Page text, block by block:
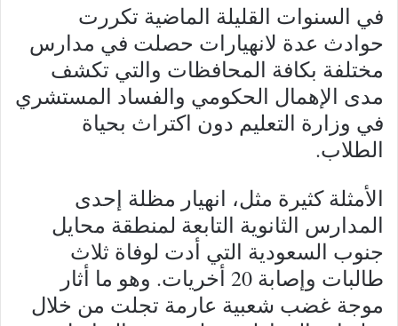
في السنوات القليلة الماضية تكررت
حوادث عدة لانهيارات حصلت في مدارس
مختلفة بكافة المحافظات والتي تكشف
مدى الإهمال الحكومي والفساد المستشري
في وزارة التعليم دون اكتراث بحياة
الطلاب.
الأمثلة كثيرة مثل، انهيار مظلة إحدى
المدارس الثانوية التابعة لمنطقة محايل
جنوب السعودية التي أدت لوفاة ثلاث
طالبات وإصابة 20 أخريات. وهو ما أثار
موجة غضب شعبية عارمة تجلت من خلال